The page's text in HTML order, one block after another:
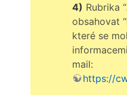
4) Rubrika “
obsahovat “
které se
mail:
https://